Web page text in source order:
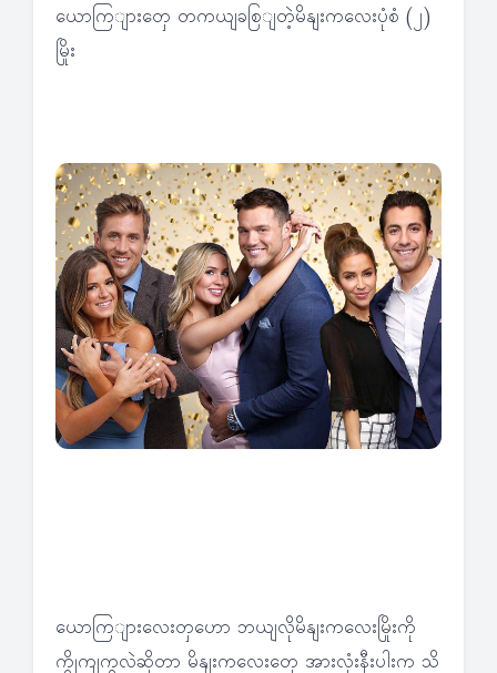
ယောကြျားတှေ တကယျခစြျတဲ့မိနျးကလေးပုံစံ (၂)
မြိုး
ယောကြျားလေးတှဟော ဘယျလိုမိနျးကလေးမြိုးကို
ကွိုကျကွလဲဆိုတာ မိနျးကလေးတှေ အားလုံးနီးပါးက သိ